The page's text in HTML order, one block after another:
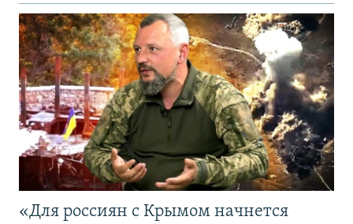
«Для россиян с Крымом начнется